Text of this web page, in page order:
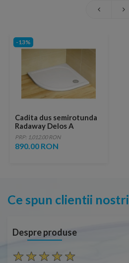
-13%
Cadita dus semirotunda
Radaway Delos A
90x90x4,5 cm acrilica
PRP: 1,012.00 RON
890.00 RON
Ce spun clientii nostri
Despre produse